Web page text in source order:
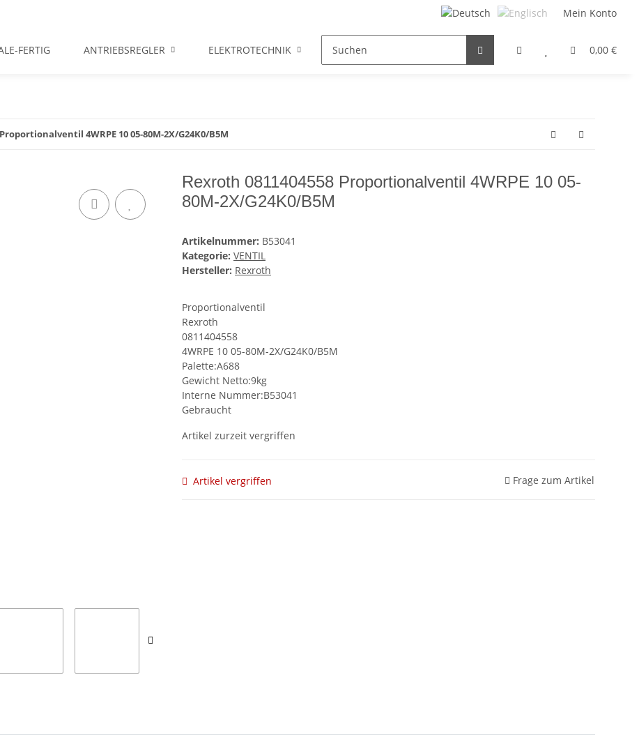
Mein Konto
0,00 €
FERTIG ANTRIEBSREGLER ELEKTROTECHNIK FILTER / DROSSEL GETRIEBEMOTOREN HYDRAULIK
4WRPE 10 05-80M-2X/G24K0/B5M
Rexroth 0811404558 Proportionalventil 4WRPE 10 05-
80M-2X/G24K0/B5M
Artikelnummer: B53041
Kategorie: VENTIL
Hersteller: Rexroth
Proportionalventil
Rexroth
0811404558
4WRPE 10 05-80M-2X/G24K0/B5M
Palette:A688
Gewicht Netto:9kg
Interne Nummer:B53041
Gebraucht
Artikel zurzeit vergriffen
Artikel vergriffen Frage zum Artikel